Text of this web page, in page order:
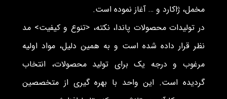
مخمل، ژاکارد و … آغاز نموده است.
در تولیدات محصولات پاندا، نکته، <تنوع و کیفیت> مد
نظر قرار داده شده است و به همین دلیل، مواد اولیه
مرغوب و درجه یک برای تولید محصولات، انتخاب
گردیده است. این واحد با بهره گیری از متخصصین